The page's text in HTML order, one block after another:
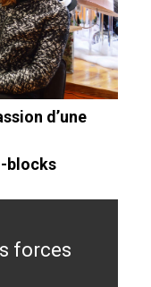
d’une
blocks
forces